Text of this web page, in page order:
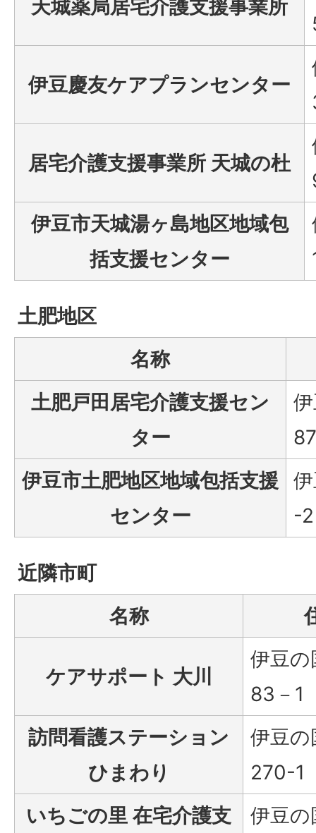
天城薬局居宅介護支援事業所
伊豆慶友ケアプランセンター
居宅介護支援事業所 天城の杜
伊豆市天城湯ヶ島地区地域包
括支援センター
土肥地区
名称
土肥戸田居宅介護支援セン
ター
伊豆市土肥地区地域包括支援
センター
-2
近隣市町
名称
ケアサポート 大川
伊豆の
83－1
訪問看護ステーション
ひまわり
伊豆の
270-1
いちごの里 在宅介護支
伊豆の